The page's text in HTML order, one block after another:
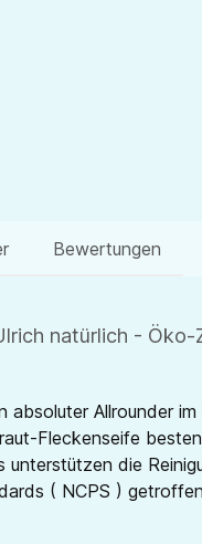
Bewertungen
natürlich -
absoluter Allrounder
Fleckenseife
die
( NCPS )